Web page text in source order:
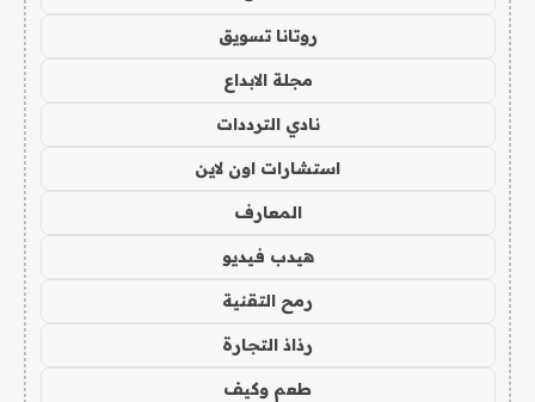
روتانا تسويق
مجلة الابداع
نادي الترددات
استشارات اون لاين
المعارف
هيدب فيديو
رمح التقنية
رذاذ التجارة
طعم وكيف